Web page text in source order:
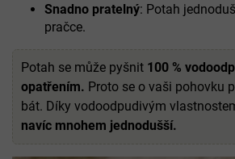
Snadno pratelný: Potah
pračce.
Potah se může pyšnit 100 %
opatřením. Proto se o vaši pohovku
bát. Díky vodoodpudivým
navíc mnohem jednodušší.